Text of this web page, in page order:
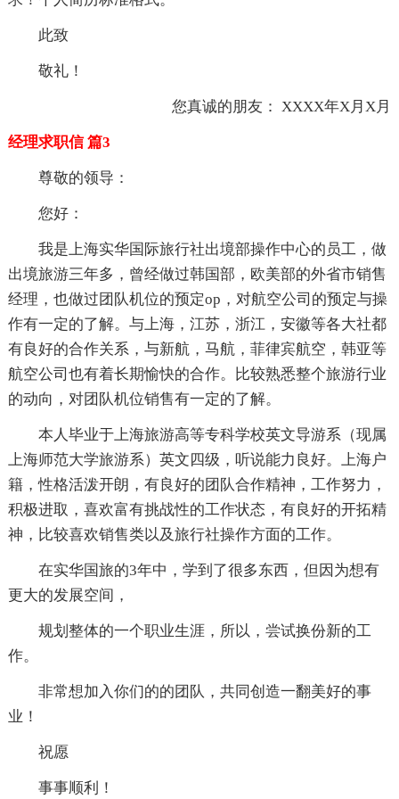
此致
敬礼！
您真诚的朋友： XXXX年X月X月
经理求职信 篇3
尊敬的领导：
您好：
我是上海实华国际旅行社出境部操作中心的员工，做
出境旅游三年多，曾经做过韩国部，欧美部的外省市销售
经理，也做过团队机位的预定op，对航空公司的预定与操
作有一定的了解。与上海，江苏，浙江，安徽等各大社都
有良好的合作关系，与新航，马航，菲律宾航空，韩亚等
航空公司也有着长期愉快的合作。比较熟悉整个旅游行业
的动向，对团队机位销售有一定的了解。
本人毕业于上海旅游高等专科学校英文导游系（现属
上海师范大学旅游系）英文四级，听说能力良好。上海户
籍，性格活泼开朗，有良好的团队合作精神，工作努力，
积极进取，喜欢富有挑战性的工作状态，有良好的开拓精
神，比较喜欢销售类以及旅行社操作方面的工作。
在实华国旅的3年中，学到了很多东西，但因为想有
更大的发展空间，
规划整体的一个职业生涯，所以，尝试换份新的工
作。
非常想加入你们的的团队，共同创造一翻美好的事
业！
祝愿
事事顺利！